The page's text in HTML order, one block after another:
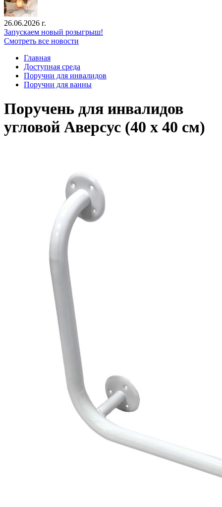
26.06.2026 г.
Запускаем новый розыгрыш!
Смотреть все новости
Главная
Доступная среда
Поручни для инвалидов
Поручни для ванны
Поручень для инвалидов
угловой Аверсус (40 x 40 см)